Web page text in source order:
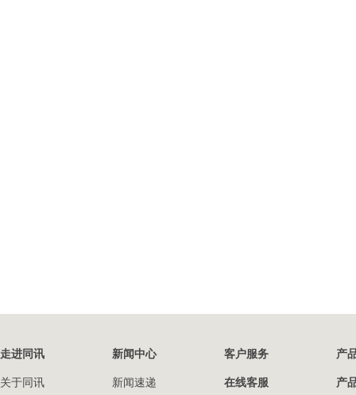
走进同讯
关于同讯
新闻中心
新闻速递
客户服务
在线客服
产
产